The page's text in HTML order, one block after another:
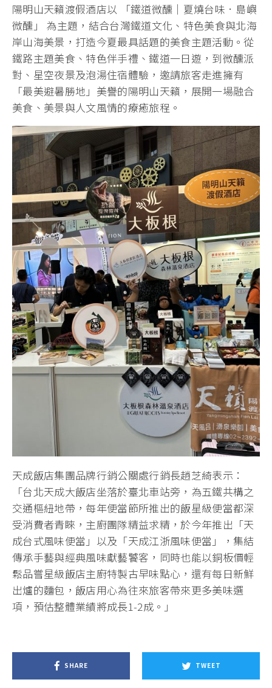
陽明山天籟渡假酒店以 「鐵道微醺｜夏燒台味．島嶼
微醺」 為主題，結合台灣鐵道文化、特色美食與北海
岸山海美景，打造今夏最具話題的美食主題活動。從
鐵路主題美食、特色伴手禮、鐵道一日遊，到微醺派
對、星空夜景及泡湯住宿體驗，邀請旅客走進擁有
「最美避暑勝地」美譽的陽明山天籟，展開一場融合
美食、美景與人文風情的療癒旅程。
天成飯店集團品牌行銷公關處行銷長趙芝綺表示：
「台北天成大飯店坐落於臺北車站旁，為五鐵共構之
交通樞紐地帶，每年便當節所推出的飯星級便當都深
受消費者青睞，主廚團隊精益求精，於今年推出「天
成台式風味便當」以及「天成江浙風味便當」，集結
傳承手藝與經典風味獻藝饕客，同時也能以銅板價輕
鬆品嘗星級飯店主廚特製古早味點心，還有每日新鮮
出爐的麵包，飯店用心為往來旅客帶來更多美味選
項，預估整體業績將成長1-2成。」
SHARE TWEET